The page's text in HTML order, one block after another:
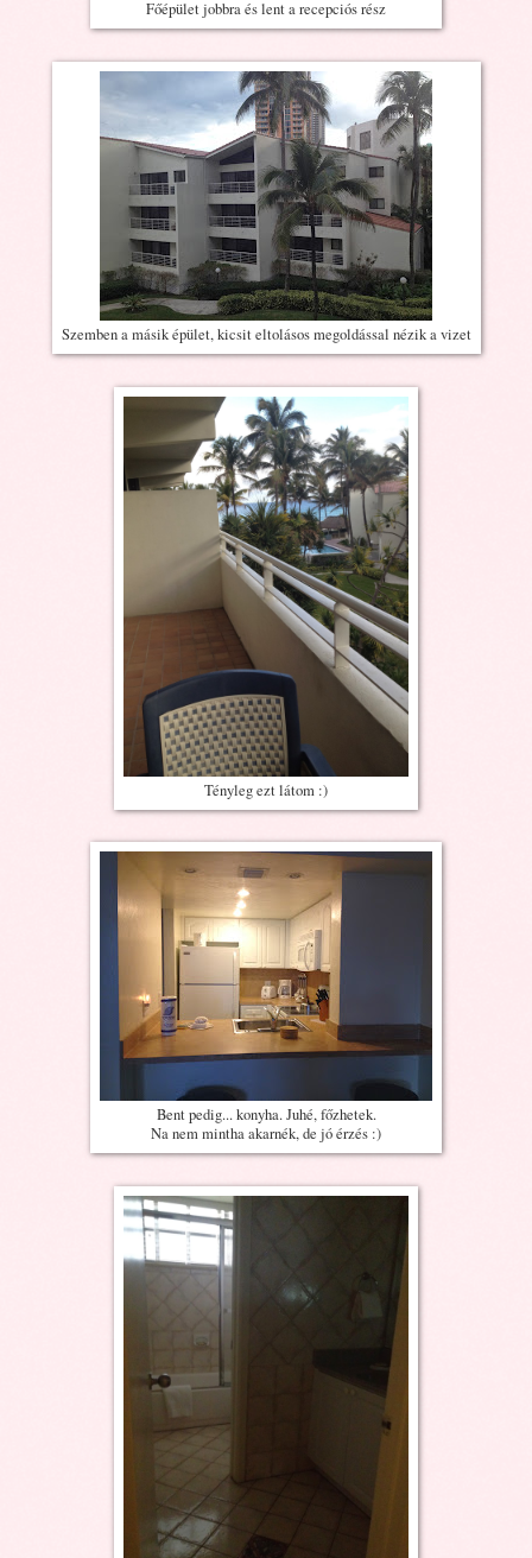
Főépület jobbra és lent a recepciós rész
Szemben a másik épület, kicsit eltolásos megoldással nézik a vizet
Tényleg ezt látom :)
Bent pedig... konyha. Juhé, főzhetek.
Na nem mintha akarnék, de jó érzés :)